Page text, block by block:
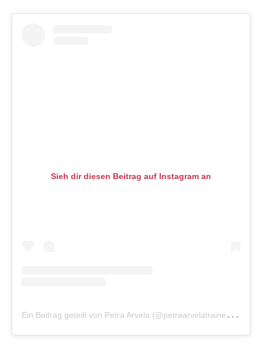
Sieh dir diesen Beitrag auf Instagram an
E
in Beitrag geteilt von Petra Arvela (@petraarvelatrainer)am